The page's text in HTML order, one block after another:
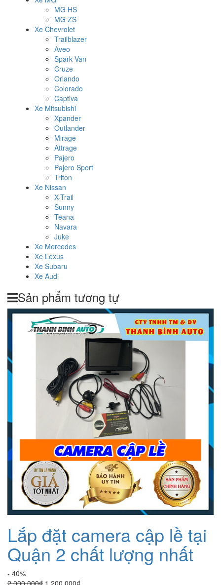
MG HS
MG ZS
Xe Chevrolet
Trailblazer
Aveo
Spark Van
Cruze
Orlando
Colorado
Captiva
Xe Mitsubishi
Xpander
Outlander
Mirage
Attrage
Pajero
Pajero Sport
Triton
Xe Nissan
X-Trail
Sunny
Teana
Navara
Juke
Xe Mercedes
Xe Lexus
Xe Subaru
Xe Audi
Sản phẩm tương tự
Lắp đặt camera cập lề tại
Quận 2 chất lượng nhất
- 40%
Giá
Giá